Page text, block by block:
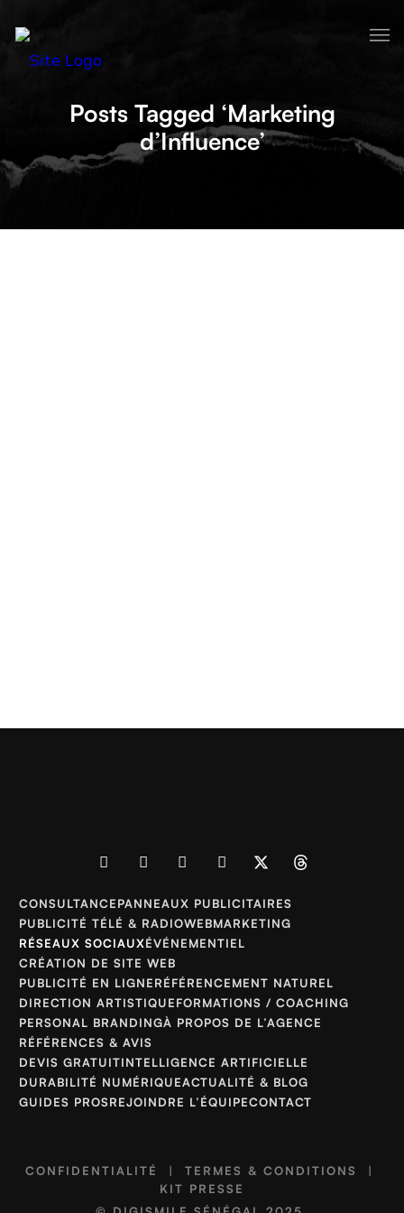
Posts Tagged ‘Marketing
d’Influence’
CONSULTANCEPANNEAUX PUBLICITAIRES
PUBLICITÉ TÉLÉ & RADIOWEBMARKETING
RÉSEAUX SOCIAUXÉVÉNEMENTIEL
CRÉATION DE SITE WEB
PUBLICITÉ EN LIGNERÉFÉRENCEMENT NATUREL
DIRECTION ARTISTIQUEFORMATIONS / COACHING
PERSONAL BRANDINGÀ PROPOS DE L’AGENCE
RÉFÉRENCES & AVIS
DEVIS GRATUITINTELLIGENCE ARTIFICIELLE
DURABILITÉ NUMÉRIQUEACTUALITÉ & BLOG
GUIDES PROSREJOINDRE L’ÉQUIPECONTACT
CONFIDENTIALITÉ | TERMES & CONDITIONS
|
KIT PRESSE